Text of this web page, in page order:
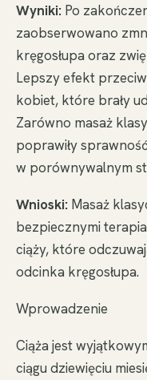
Wyniki: Po
zaobserwowano
kręgosłupa oraz
Lepszy efekt
kobiet, które brały
Zarówno masaż
poprawiły
w porównywalnym
Wnioski: Masaż
bezpiecznymi
ciąży, które
odcinka kręgosłupa.
Wprowadzenie
Ciąża jest
ciągu dziewięciu